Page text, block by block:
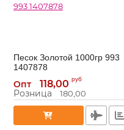
Песок Золотой 1000гр 993
1407878
Артикул: 1407878
Опт 118,00 руб
Розница 180,00